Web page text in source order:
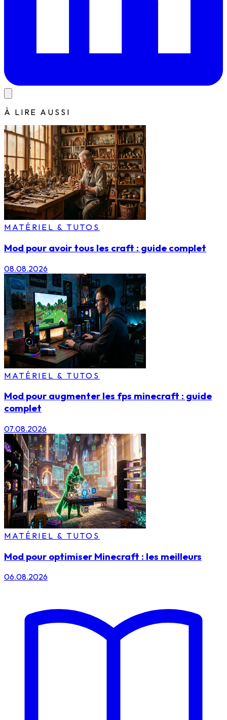
À LIRE AUSSI
MATÉRIEL & TUTOS
Mod pour avoir tous les craft : guide complet
08.08.2026
MATÉRIEL & TUTOS
Mod pour augmenter les fps minecraft : guide
complet
07.08.2026
MATÉRIEL & TUTOS
Mod pour optimiser Minecraft : les meilleurs
06.08.2026